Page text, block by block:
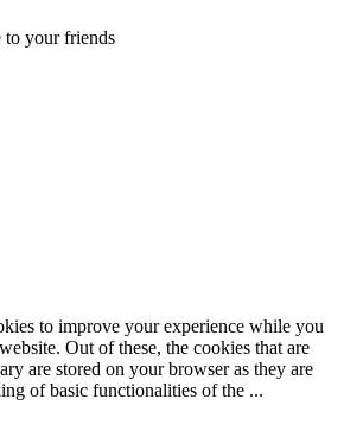
to your friends
to improve your experience while you
Out of these, the cookies that are
are stored on your browser as they are
of basic functionalities of the ...